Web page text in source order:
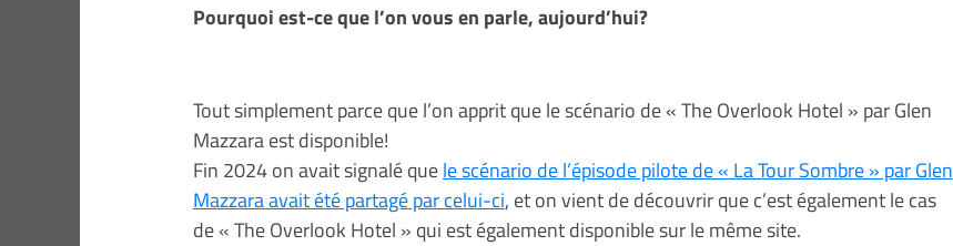
Pourquoi est-ce que l’on vous en parle, aujourd’hui?
Tout simplement parce que l’on apprit que le scénario de « The Overlook Hotel » par Glen
Mazzara est disponible!
Fin 2024 on avait signalé quele scénario de l’épisode pilote de « La Tour Sombre » par Glen
Mazzara avait été partagé par celui-ci, et on vient de découvrir que c’est également le cas
de « The Overlook Hotel » qui est également disponible sur le même site.